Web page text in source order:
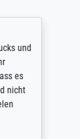
und
es
nicht